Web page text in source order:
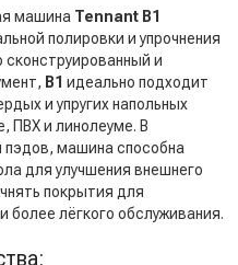
машина Tennant B1
полировки и упрочнения
и
B1 идеально подходит
и упругих напольных
ПВХ и линолеуме. В
машина способна
для улучшения внешнего
покрытия для
лёгкого обслуживания.